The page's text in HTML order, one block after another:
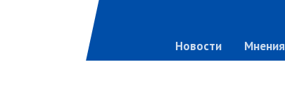
Новости Мнения